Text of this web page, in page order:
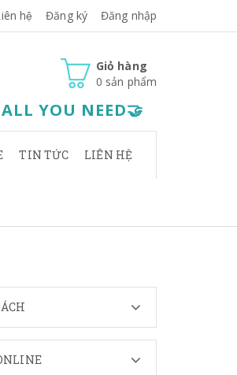
hệ Đăng ký Đăng nhập
Giỏ hàng
0 sản phẩm
YOU NEED🤝
TIN TỨC LIÊN HỆ